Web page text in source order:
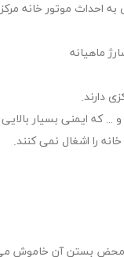
احداث موتور خانه
ماهیانه
دارند.
ایمنی بسیار بالایی
را اشغال نمی کنند.
به محض بستن آن خاموش